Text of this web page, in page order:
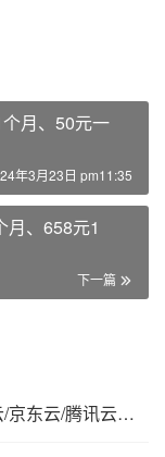
月、50元一
年3月23日 pm11:35
月、658元1
下一篇
云服务器618优惠价格表整理：阿里云/京东云/腾讯云费用明细表